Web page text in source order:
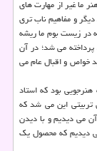
ما غیر از مهارت های
و مفاهیم ناب تری
در زیست بوم ما ریشه
پرداخته می شد؛ در آن
خواص و اقبال عام می
بود كه استاد
تربیتی این می شد كه
می دیدیم و با دیدن
دیدیم كه محصول یك